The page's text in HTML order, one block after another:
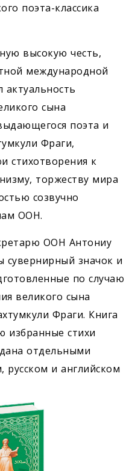
поэта-классика
высокую честь,
международной
актуальность
сына
поэта и
Фраги,
стихотворения к
торжеству мира
созвучно
ООН.
ООН Антониу
сувернирный значок и
по случаю
великого сына
Фраги. Книга
избранные стихи
отдельными
русском и английском